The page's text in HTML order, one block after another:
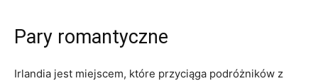
Pary ‍romantyczne
Irlandia jest ⁢miejscem, które ⁢przyciąga podróżników z